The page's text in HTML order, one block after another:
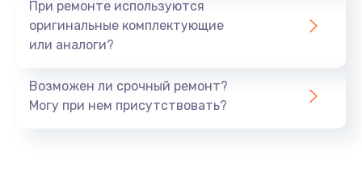
При ремонте используются
оригинальные комплектующие
или аналоги?
Возможен ли срочный ремонт?
Могу при нем присутствовать?